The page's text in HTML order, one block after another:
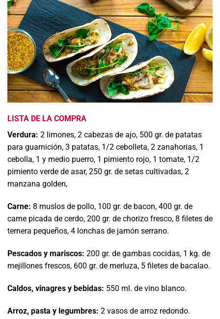
LISTA DE LA COMPRA
Verdura: 2 limones, 2 cabezas de ajo, 500 gr. de patatas
para guarnición, 3 patatas, 1/2 cebolleta, 2 zanahorias, 1
cebolla, 1 y medio puerro, 1 pimiento rojo, 1 tomate, 1/2
pimiento verde de asar, 250 gr. de setas cultivadas, 2
manzana golden,
Carne: 8 muslos de pollo, 100 gr. de bacon, 400 gr. de
carne picada de cerdo, 200 gr. de chorizo fresco, 8 filetes de
ternera pequeños, 4 lonchas de jamón serrano.
Pescados y mariscos: 200 gr. de gambas cocidas, 1 kg. de
mejillones frescos, 600 gr. de merluza, 5 filetes de bacalao.
Caldos, vinagres y bebidas: 550 ml. de vino blanco.
Arroz, pasta y legumbres: 2 vasos de arroz redondo.